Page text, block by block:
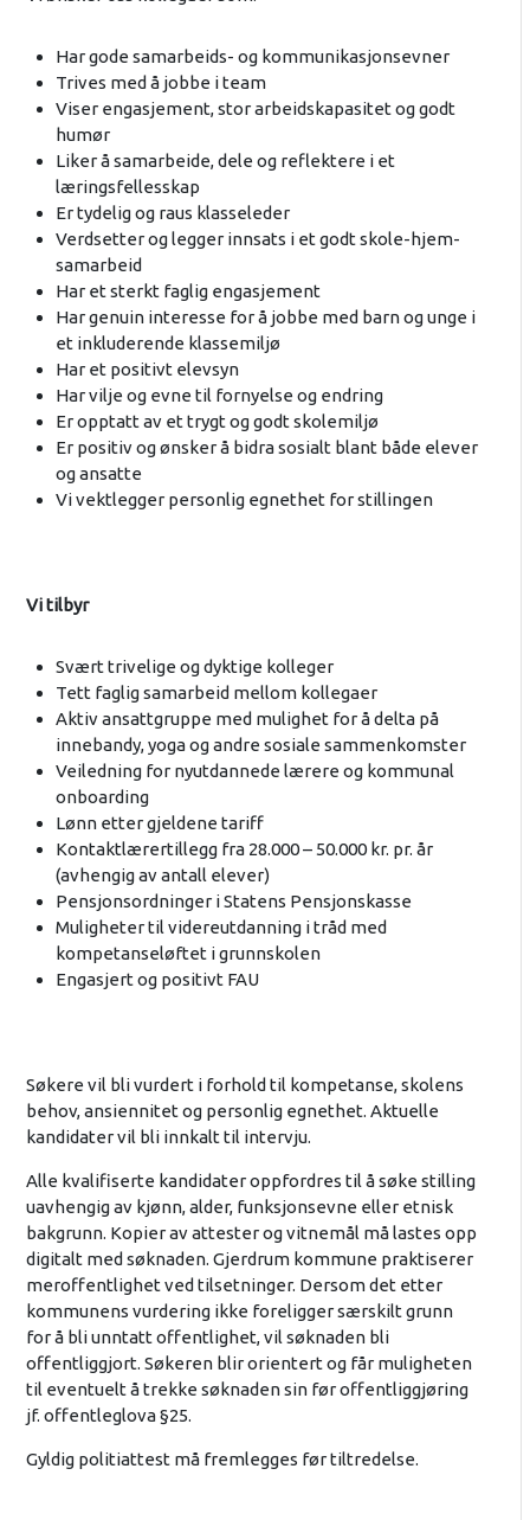
Har gode samarbeids- og kommunikasjonsevner
Trives med å jobbe i team
Viser engasjement, stor arbeidskapasitet og godt
humør
Liker å samarbeide, dele og reflektere i et
læringsfellesskap
Er tydelig og raus klasseleder
Verdsetter og legger innsats i et godt skole-hjem-
samarbeid
Har et sterkt faglig engasjement
Har genuin interesse for å jobbe med barn og unge i
et inkluderende klassemiljø
Har et positivt elevsyn
Har vilje og evne til fornyelse og endring
Er opptatt av et trygt og godt skolemiljø
Er positiv og ønsker å bidra sosialt blant både elever
og ansatte
Vi vektlegger personlig egnethet for stillingen
Vi tilbyr
Svært trivelige og dyktige kolleger
Tett faglig samarbeid mellom kollegaer
Aktiv ansattgruppe med mulighet for å delta på
innebandy, yoga og andre sosiale sammenkomster
Veiledning for nyutdannede lærere og kommunal
onboarding
Lønn etter gjeldene tariff
Kontaktlærertillegg fra 28.000 – 50.000 kr. pr. år
(avhengig av antall elever)
Pensjonsordninger i Statens Pensjonskasse
Muligheter til videreutdanning i tråd med
kompetanseløftet i grunnskolen
Engasjert og positivt FAU
Søkere vil bli vurdert i forhold til kompetanse, skolens
behov, ansiennitet og personlig egnethet. Aktuelle
kandidater vil bli innkalt til intervju.
Alle kvalifiserte kandidater oppfordres til å søke stilling
uavhengig av kjønn, alder, funksjonsevne eller etnisk
bakgrunn. Kopier av attester og vitnemål må lastes opp
digitalt med søknaden. Gjerdrum kommune praktiserer
meroffentlighet ved tilsetninger. Dersom det etter
kommunens vurdering ikke foreligger særskilt grunn
for å bli unntatt offentlighet, vil søknaden bli
offentliggjort. Søkeren blir orientert og får muligheten
til eventuelt å trekke søknaden sin før offentliggjøring
jf. offentleglova §25.
Gyldig politiattest må fremlegges før tiltredelse.